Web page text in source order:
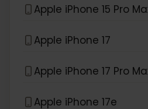
Apple iPhone 15 Pro
Apple iPhone 17
Apple iPhone 17 Pro
Apple iPhone 17e